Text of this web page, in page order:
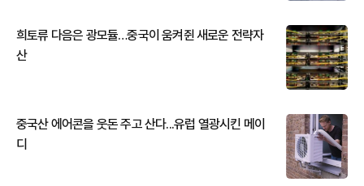
희토류 다음은 광모듈…중국이 움켜쥔 새로운 전략자
산
중국산 에어콘을 웃돈 주고 산다...유럽 열광시킨 메이
디